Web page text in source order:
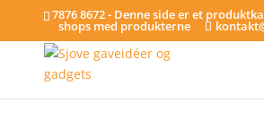
7876 8672 - Denne side er et
shops med produkterne